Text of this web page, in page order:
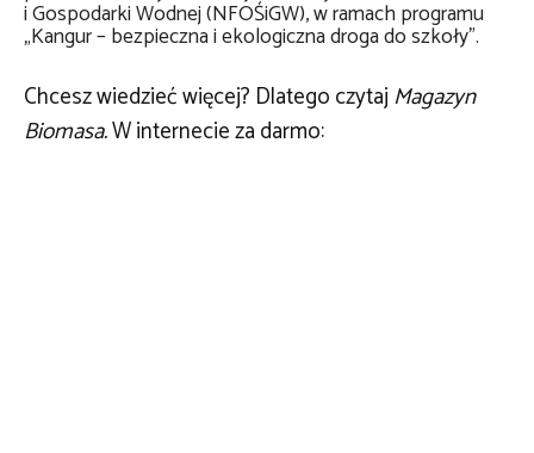
i Gospodarki Wodnej (NFOŚiGW), w ramach programu
„Kangur – bezpieczna i ekologiczna droga do szkoły”.
Chcesz wiedzieć więcej? Dlatego czytajMagazyn
Biomasa.W internecie za darmo: